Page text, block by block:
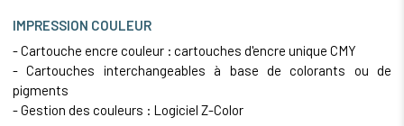
IMPRESSION COULEUR
- Cartouche encre couleur : cartouches d'encre unique CMY
- Cartouches interchangeables à base de colorants ou de
pigments
- Gestion des couleurs : Logiciel Z-Color